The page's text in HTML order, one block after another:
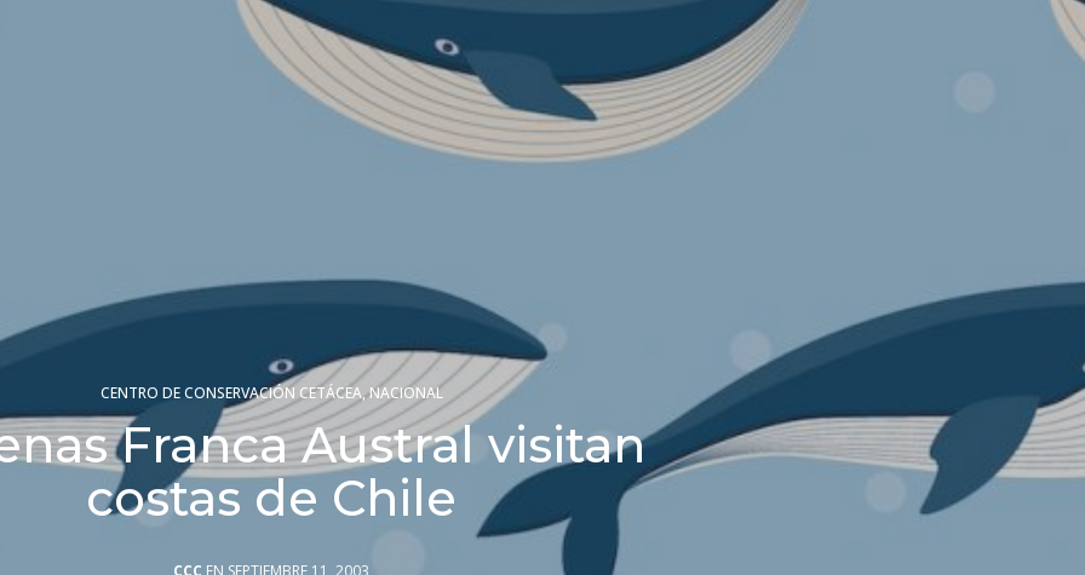
CENTRO DE CONSERVACIÓN CETÁCEA,NACIONAL
Franca Austral visitan
costas de Chile